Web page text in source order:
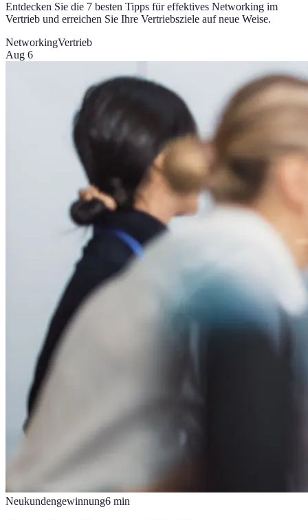
Entdecken Sie die 7 besten Tipps für effektives Networking im
Vertrieb und erreichen Sie Ihre Vertriebsziele auf neue Weise.
NetworkingVertrieb
Aug 6
Neukundengewinnung6 min